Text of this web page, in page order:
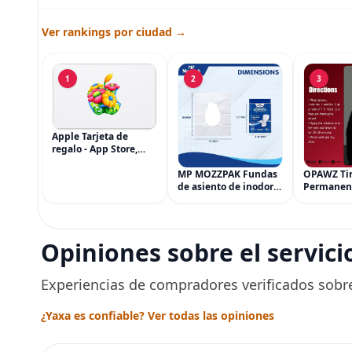
Ver rankings por ciudad →
1
Apple Tarjeta de
regalo - App Store,
2
MP MOZZPAK Fundas
de asiento de inodoro
para entrenamiento
3
OPAWZ
una
Opiniones sobre el
Experiencias de compradores verificados
¿Yaxa es confiable? Ver todas las opiniones